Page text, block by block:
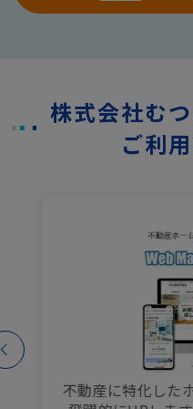
株式会社む
ご利
不動産に特化した